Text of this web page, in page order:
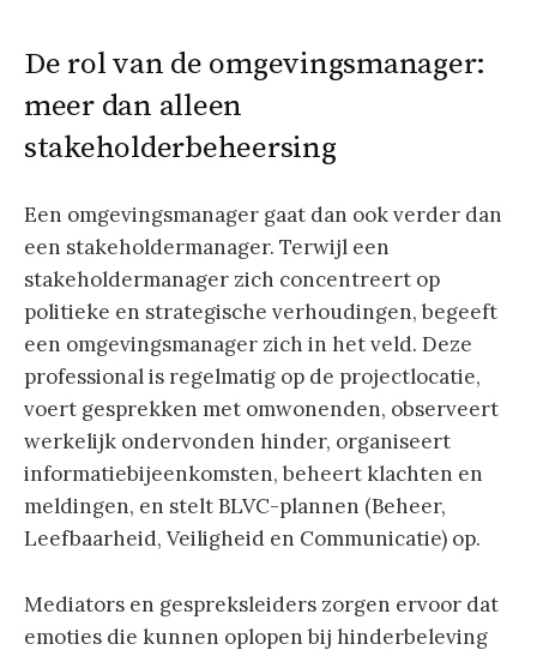
De rol van de omgevingsmanager:
meer dan alleen
stakeholderbeheersing
Een omgevingsmanager gaat dan ook verder dan
een stakeholdermanager. Terwijl een
stakeholdermanager zich concentreert op
politieke en strategische verhoudingen, begeeft
een omgevingsmanager zich in het veld. Deze
professional is regelmatig op de projectlocatie,
voert gesprekken met omwonenden, observeert
werkelijk ondervonden hinder, organiseert
informatiebijeenkomsten, beheert klachten en
meldingen, en stelt BLVC-plannen (Beheer,
Leefbaarheid, Veiligheid en Communicatie) op.
Mediators en gespreksleiders zorgen ervoor dat
emoties die kunnen oplopen bij hinderbeleving